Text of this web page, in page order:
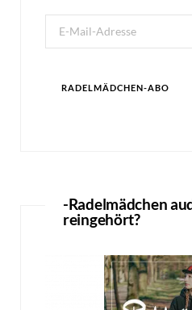
Mail-
RADELMÄDCHEN-ABO
-Radelmädchen
reingehört?